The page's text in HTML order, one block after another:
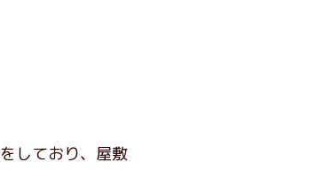
しており、屋敷